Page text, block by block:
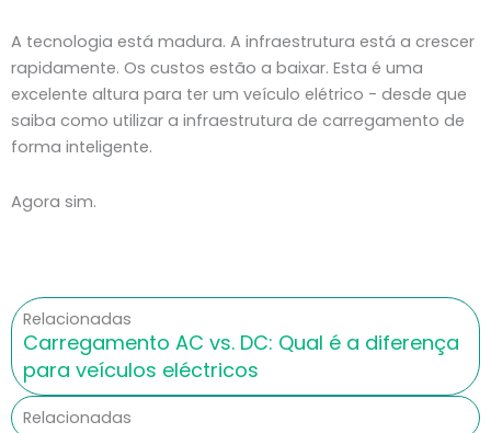
A tecnologia está madura. A infraestrutura está a crescer
rapidamente. Os custos estão a baixar. Esta é uma
excelente altura para ter um veículo elétrico - desde que
saiba como utilizar a infraestrutura de carregamento de
forma inteligente.
Agora sim.
Relacionadas
Carregamento AC vs. DC: Qual é a diferença
para veículos eléctricos
Relacionadas